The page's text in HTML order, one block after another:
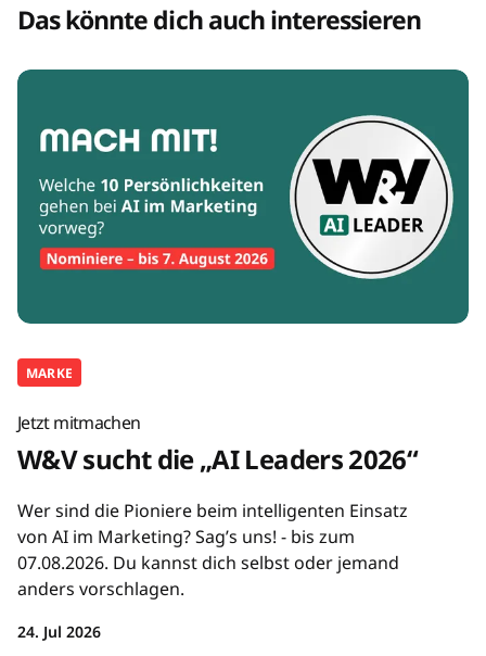
Das könnte dich auch interessieren
MARKE
Jetzt mitmachen
W&V sucht die „AI Leaders 2026“
Wer sind die Pioniere beim intelligenten Einsatz
von AI im Marketing? Sag’s uns! - bis zum
07.08.2026. Du kannst dich selbst oder jemand
anders vorschlagen.
24. Jul 2026